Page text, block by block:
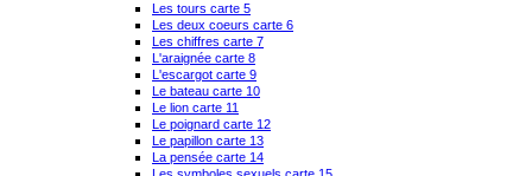
Les tours carte 5
Les deux coeurs carte 6
Les chiffres carte 7
L'araignée carte 8
L'escargot carte 9
Le bateau carte 10
Le lion carte 11
Le poignard carte 12
Le papillon carte 13
La pensée carte 14